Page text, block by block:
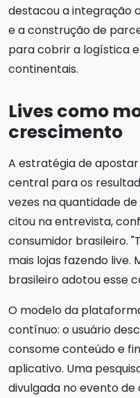
destacou a integração
e a construção de
para cobrir a logística
continentais.
Lives como
crescimento
A estratégia de
central para os
vezes na quantidade
citou na entrevista,
consumidor brasileiro.
mais lojas fazendo live.
brasileiro adotou esse
O modelo da
contínuo: o usuário
consome conteúdo e
aplicativo. Uma
divulgada no evento